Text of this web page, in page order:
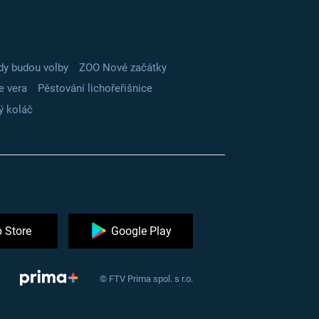
budou volby
ZOO Nové začátky
vera
Pěstování lichořeřišnice
koláč
Store Google Play
© FTV Prima spol. s r.o.